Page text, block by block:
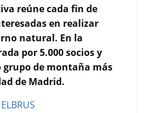
reúne cada fin de
en realizar
natural. En la
por 5.000 socios y
de montaña más
de Madrid.